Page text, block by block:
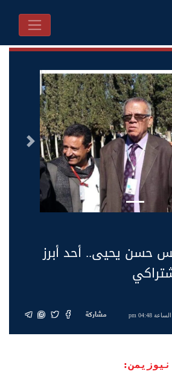
التالى
حسن يحيى.. أحد أبرز
مشاركة